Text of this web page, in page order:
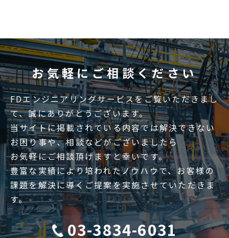
お気軽にご相談ください
FDエンジニアリングサービスをご覧いただきまし
て、誠にありがとうございます。
当サイトに掲載されている内容では解決できない
お困り事や、相談などがございましたら
お気軽にご相談頂けますと幸いです。
豊富な実績により培われたノウハウで、お客様の
課題を解決に導くご提案を実施させていただきま
す。
03-3834-6031